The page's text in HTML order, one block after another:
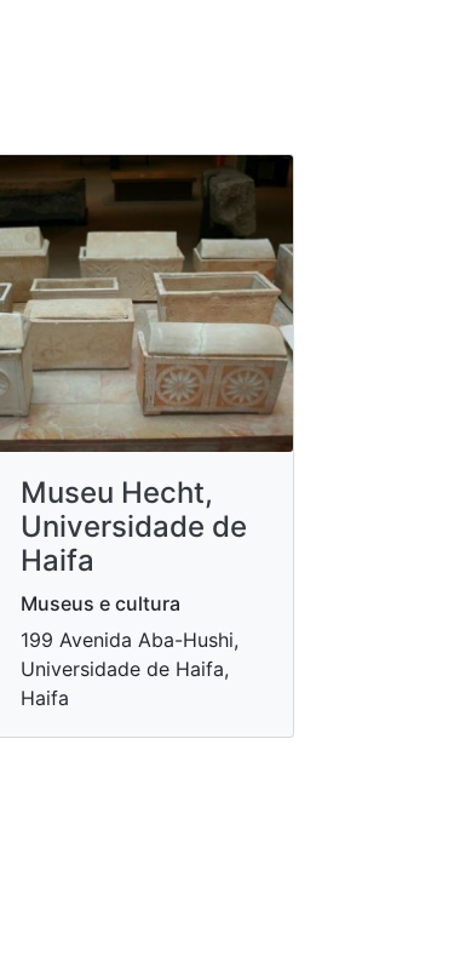
Museu Hecht,
Universidade de
Haifa
Museus e cultura
199 Avenida Aba-Hushi,
Universidade de Haifa,
Haifa